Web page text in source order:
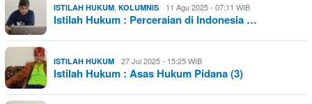
ISTILAH HUKUM KOLUMNIS 11 Agu 2025 - 07:11 WIB
Istilah Hukum : Perceraian di Indonesia …
ISTILAH HUKUM 27 Jul 2025 - 15:25 WIB
Istilah Hukum : Asas Hukum Pidana (3)